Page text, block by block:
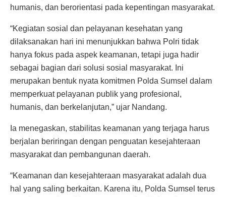
humanis, dan berorientasi pada kepentingan masyarakat.
“Kegiatan sosial dan pelayanan kesehatan yang
dilaksanakan hari ini menunjukkan bahwa Polri tidak
hanya fokus pada aspek keamanan, tetapi juga hadir
sebagai bagian dari solusi sosial masyarakat. Ini
merupakan bentuk nyata komitmen Polda Sumsel dalam
memperkuat pelayanan publik yang profesional,
humanis, dan berkelanjutan,” ujar Nandang.
Ia menegaskan, stabilitas keamanan yang terjaga harus
berjalan beriringan dengan penguatan kesejahteraan
masyarakat dan pembangunan daerah.
“Keamanan dan kesejahteraan masyarakat adalah dua
hal yang saling berkaitan. Karena itu, Polda Sumsel terus